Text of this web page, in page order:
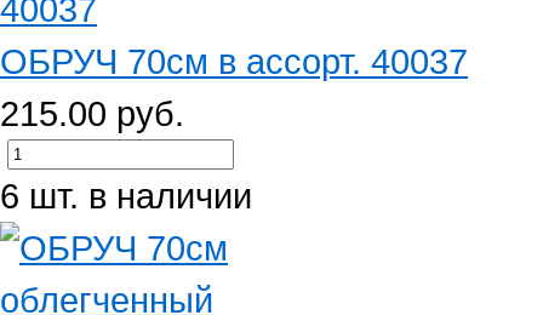
ОБРУЧ 70см в ассорт. 40037
215.00 руб.
6 шт. в наличии